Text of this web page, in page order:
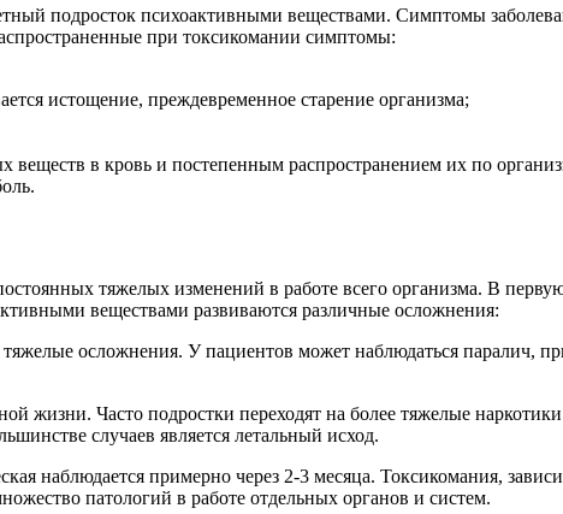
подросток психоактивными веществами. Симптомы
при токсикомании симптомы:
истощение, преждевременное старение организма;
в кровь и постепенным распространением их по
тяжелых изменений в работе всего организма. В
веществами развиваются различные осложнения:
осложнения. У пациентов может наблюдаться паралич,
жизни. Часто подростки переходят на более тяжелые
случаев является летальный исход.
наблюдается примерно через 2-3 месяца. Токсикомания,
патологий в работе отдельных органов и систем.